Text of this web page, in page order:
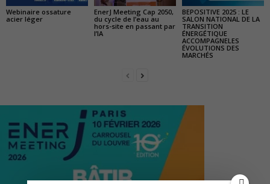
Webinaire ossature
acier léger
EnerJ Meeting Cap 2050,
du cycle de l’eau au
hors-site en passant par
l’IA
BEPOSITIVE 2025 : LE
SALON NATIONAL DE LA
TRANSITION
ÉNERGÉTIQUE
ACCOMPAGNELES
ÉVOLUTIONS DES
MARCHÉS